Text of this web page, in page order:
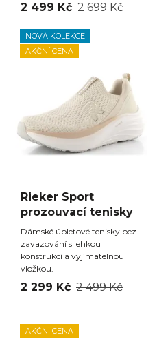
2 499 Kč 2 699 Kč
NOVÁ KOLEKCE
AKČNÍ CENA
Rieker Sport
prozouvací tenisky
Dámské úpletové tenisky bez
zavazování s lehkou
konstrukcí a vyjímatelnou
vložkou.
2 299 Kč 2 499 Kč
AKČNÍ CENA